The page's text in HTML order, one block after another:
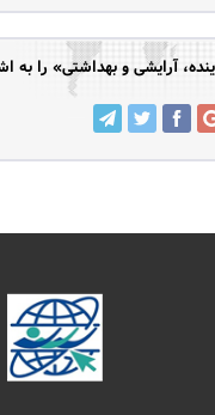
آرایشی و بهداشتی» را به